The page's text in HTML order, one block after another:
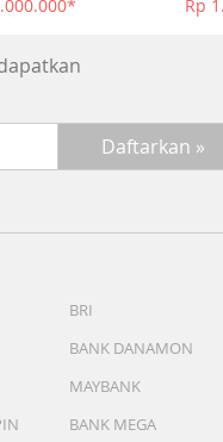
Manual
Rp
BRI
BANK DANAMON
MAYBANK
BANK MEGA